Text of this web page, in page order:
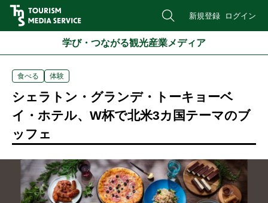
新規登録 ログイン
学び・つながる観光産業メディア
食べる 体験
シェラトン・グランデ・トーキョーベ
イ・ホテル、W杯で北米3カ国テーマのブ
ッフェ